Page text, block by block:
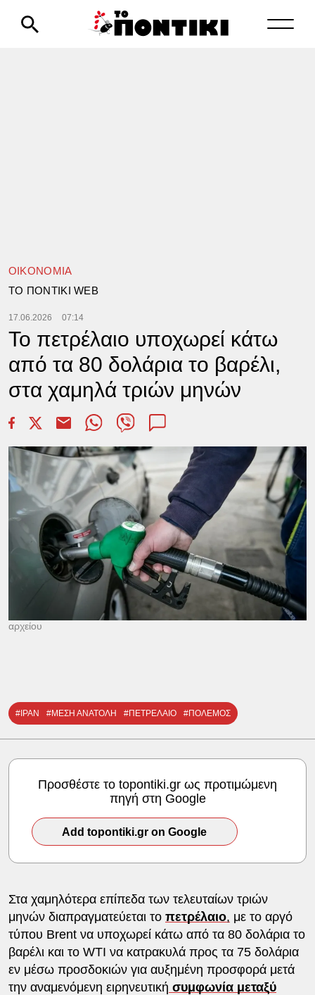
ΟΙΚΟΝΟΜΙΑ
TΟ ΠΟΝΤΙΚΙ WEB
17.06.2026 07:14
Το πετρέλαιο υποχωρεί κάτω
από τα 80 δολάρια το βαρέλι,
στα χαμηλά τριών μηνών
αρχείου
#ΙΡΑΝ #ΜΕΣΗ ΑΝΑΤΟΛΗ #ΠΕΤΡΕΛΑΙΟ #ΠΟΛΕΜΟΣ
Προσθέστε το topontiki.gr ως προτιμώμενη
πηγή στη Google
Add topontiki.gr on Google
Στα χαμηλότερα επίπεδα των τελευταίων τριών
μηνών διαπραγματεύεται το πετρέλαιο, με το αργό
τύπου Brent να υποχωρεί κάτω από τα 80 δολάρια το
βαρέλι και το WTI να κατρακυλά προς τα 75 δολάρια
εν μέσω προσδοκιών για αυξημένη προσφορά μετά
την αναμενόμενη ειρηνευτική συμφωνία μεταξύ